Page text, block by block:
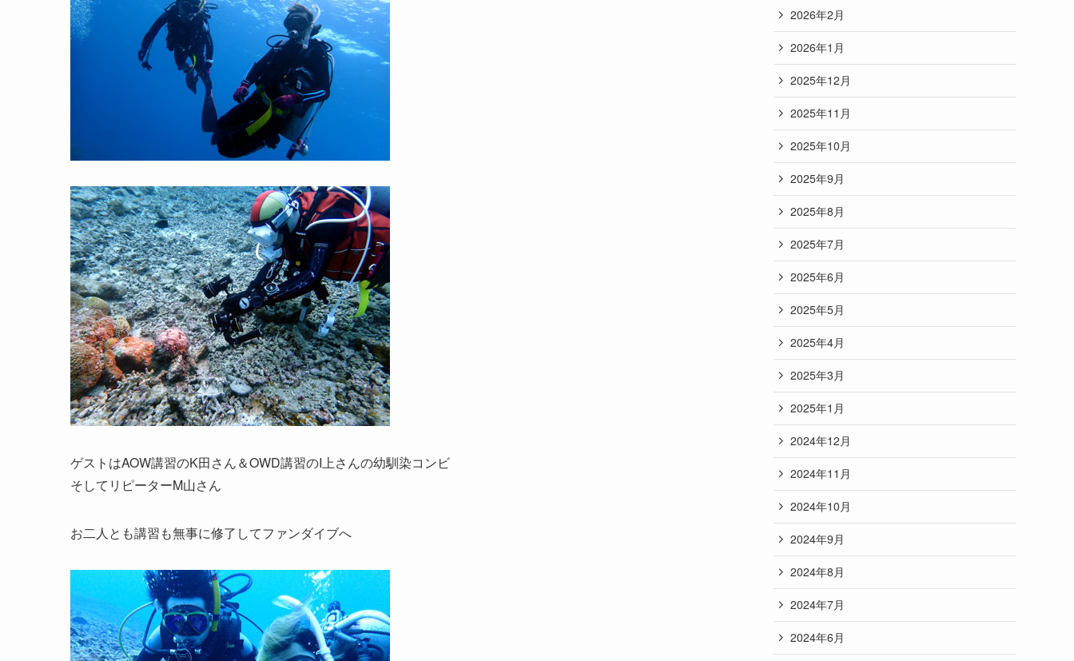
ゲストはAOW講習のK田さん＆OWD講習のI上さんの幼馴染コンビ
そしてリピーターM山さん
お二人とも講習も無事に修了してファンダイブへ
2026年2月
2026年1月
2025年12月
2025年11月
2025年10月
2025年9月
2025年8月
2025年7月
2025年6月
2025年5月
2025年4月
2025年3月
2025年1月
2024年12月
2024年11月
2024年10月
2024年9月
2024年8月
2024年7月
2024年6月